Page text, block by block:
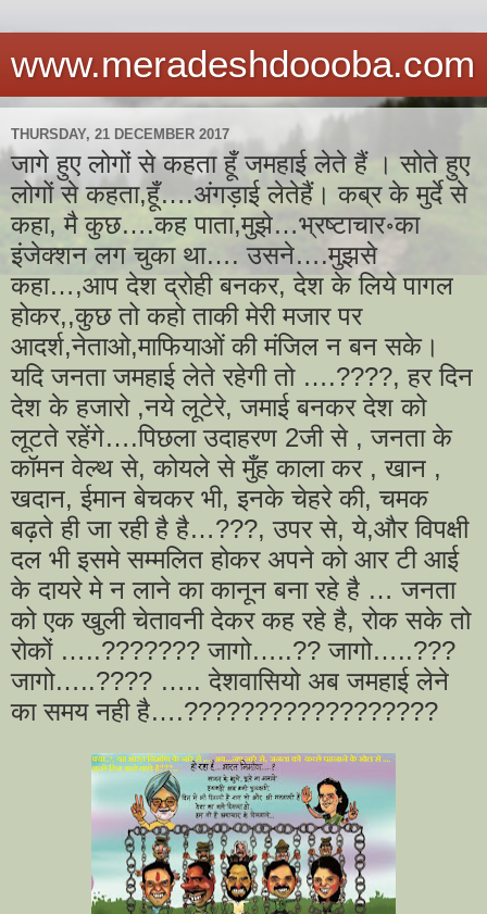
www.meradeshdoooba.com
THURSDAY, 21 DECEMBER 2017
जागे हुए लोगों से कहता हूँ जमहाई लेते हैं । सोते हुए
लोगों से कहता,हूँ….अंगड़ाई लेतेहैं। कब्र के मुर्दे से
कहा, मै कुछ….कह पाता,मुझे…भ्रष्टाचार॰का
इंजेक्शन लग चुका था…. उसने….मुझसे
कहा…,आप देश द्रोही बनकर, देश के लिये पागल
होकर,,कुछ तो कहो ताकी मेरी मजार पर
आदर्श,नेताओ,माफियाओं की मंजिल न बन सके।
यदि जनता जमहाई लेते रहेगी तो ….????, हर दिन
देश के हजारो ,नये लूटेरे, जमाई बनकर देश को
लूटते रहेंगे….पिछला उदाहरण 2जी से , जनता के
कॉमन वेल्थ से, कोयले से मुँह काला कर , खान ,
खदान, ईमान बेचकर भी, इनके चेहरे की, चमक
बढ़ते ही जा रही है है…???, उपर से, ये,और विपक्षी
दल भी इसमे सम्मलित होकर अपने को आर टी आई
के दायरे मे न लाने का कानून बना रहे है … जनता
को एक खुली चेतावनी देकर कह रहे है, रोक सके तो
रोकों …..??????? जागो…..?? जागो…..???
जागो…..???? ….. देशवासियो अब जमहाई लेने
का समय नही है….??????????????????